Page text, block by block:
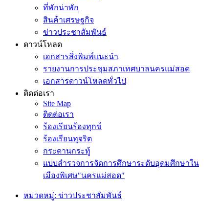
ที่พักน่าพัก
สินค้าเศรษฐกิจ
ข่าวประชาสัมพันธ์
ดาวน์โหลด
เอกสารสิ่งพิมพ์แนะนำ
รายงานการประชุมสภาเทศบาลนครแม่สอด
เอกสารดาวน์โหลดทั่วไป
ติดต่อเรา
Site Map
ติดต่อเรา
ร้องเรียนร้องทุกข์
ร้องเรียนทุจริต
กระดานกระทู้
แบบสำรวจการจัดการศึกษาระดับอุดมศึกษาใน
เมืองพิเศษ"นครแม่สอด"
หมวดหมู่: ข่าวประชาสัมพันธ์